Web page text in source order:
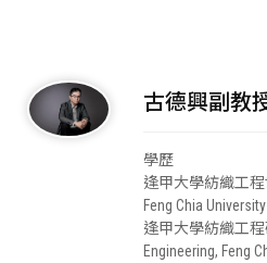
古德興副教
學歷
逢甲大學紡織工程
Feng Chia University
逢甲大學紡織工程
Engineering, Feng